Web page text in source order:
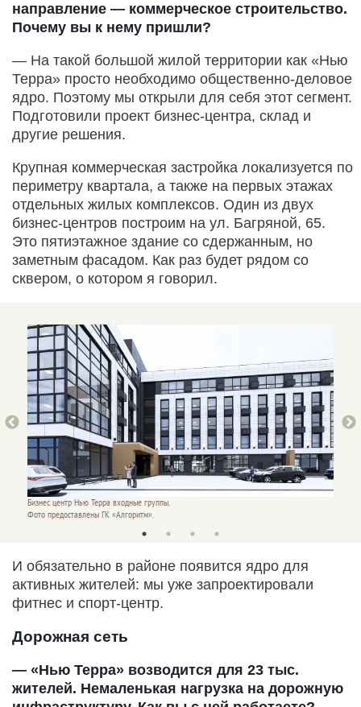
направление — коммерческое строительство.
Почему вы к нему пришли?
— На такой большой жилой территории как «Нью
Терра» просто необходимо общественно-деловое
ядро. Поэтому мы открыли для себя этот сегмент.
Подготовили проект бизнес-центра, склад и
другие решения.
Крупная коммерческая застройка локализуется по
периметру квартала, а также на первых этажах
отдельных жилых комплексов. Один из двух
бизнес-центров построим на ул. Багряной, 65.
Это пятиэтажное здание со сдержанным, но
заметным фасадом. Как раз будет рядом со
сквером, о котором я говорил.
Бизнес центр Нью Терра входные группы.
Фото предоставлены ГК «Алгоритм».
И обязательно в районе появится ядро для
активных жителей: мы уже запроектировали
фитнес и спорт-центр.
Дорожная сеть
— «Нью Терра» возводится для 23 тыс.
жителей. Немаленькая нагрузка на дорожную